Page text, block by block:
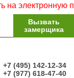
Вызвать
замерщика
+7 (495) 142-12-34
+7 (977) 618-47-40